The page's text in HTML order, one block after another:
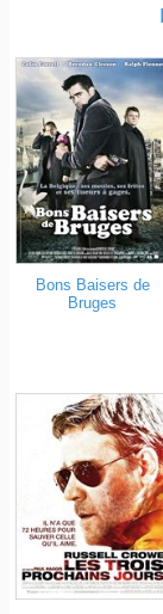
Bons Baisers de
Bruges